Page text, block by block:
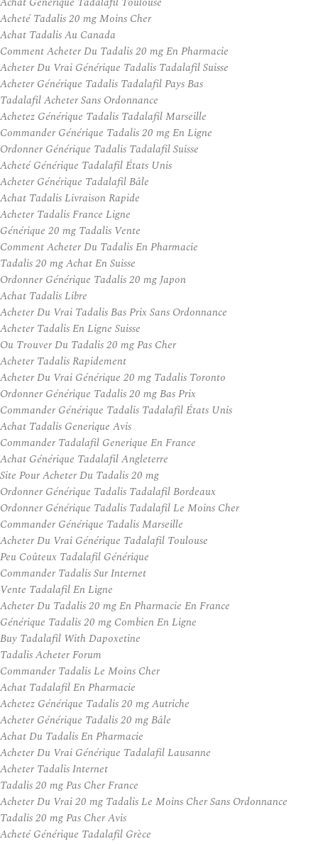
Acheté Tadalis 20 mg Moins Cher
Achat Tadalis Au Canada
Comment Acheter Du Tadalis 20 mg En Pharmacie
Acheter Du Vrai Générique Tadalis Tadalafil Suisse
Acheter Générique Tadalis Tadalafil Pays Bas
Tadalafil Acheter Sans Ordonnance
Achetez Générique Tadalis Tadalafil Marseille
Commander Générique Tadalis 20 mg En Ligne
Ordonner Générique Tadalis Tadalafil Suisse
Acheté Générique Tadalafil États Unis
Acheter Générique Tadalafil Bâle
Achat Tadalis Livraison Rapide
Acheter Tadalis France Ligne
Générique 20 mg Tadalis Vente
Comment Acheter Du Tadalis En Pharmacie
Tadalis 20 mg Achat En Suisse
Ordonner Générique Tadalis 20 mg Japon
Achat Tadalis Libre
Acheter Du Vrai Tadalis Bas Prix Sans Ordonnance
Acheter Tadalis En Ligne Suisse
Ou Trouver Du Tadalis 20 mg Pas Cher
Acheter Tadalis Rapidement
Acheter Du Vrai Générique 20 mg Tadalis Toronto
Ordonner Générique Tadalis 20 mg Bas Prix
Commander Générique Tadalis Tadalafil États Unis
Achat Tadalis Generique Avis
Commander Tadalafil Generique En France
Achat Générique Tadalafil Angleterre
Site Pour Acheter Du Tadalis 20 mg
Ordonner Générique Tadalis Tadalafil Bordeaux
Ordonner Générique Tadalis Tadalafil Le Moins Cher
Commander Générique Tadalis Marseille
Acheter Du Vrai Générique Tadalafil Toulouse
Peu Coûteux Tadalafil Générique
Commander Tadalis Sur Internet
Vente Tadalafil En Ligne
Acheter Du Tadalis 20 mg En Pharmacie En France
Générique Tadalis 20 mg Combien En Ligne
Buy Tadalafil With Dapoxetine
Tadalis Acheter Forum
Commander Tadalis Le Moins Cher
Achat Tadalafil En Pharmacie
Achetez Générique Tadalis 20 mg Autriche
Acheter Générique Tadalis 20 mg Bâle
Achat Du Tadalis En Pharmacie
Acheter Du Vrai Générique Tadalafil Lausanne
Acheter Tadalis Internet
Tadalis 20 mg Pas Cher France
Acheter Du Vrai 20 mg Tadalis Le Moins Cher Sans Ordonnance
Tadalis 20 mg Pas Cher Avis
Acheté Générique Tadalafil Grèce